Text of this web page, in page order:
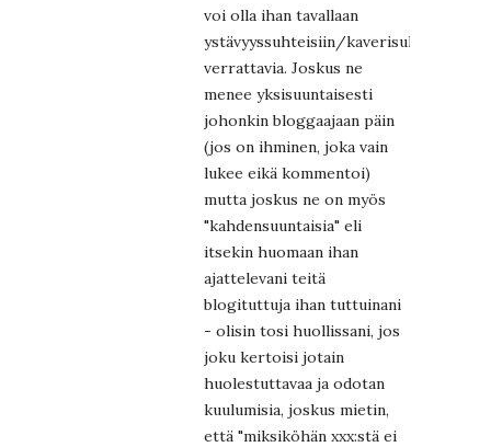
voi olla ihan tavallaan
ystävyyssuhteisiin/kaverisuhteisiin
verrattavia. Joskus ne
menee yksisuuntaisesti
johonkin bloggaajaan päin
(jos on ihminen, joka vain
lukee eikä kommentoi)
mutta joskus ne on myös
"kahdensuuntaisia" eli
itsekin huomaan ihan
ajattelevani teitä
blogituttuja ihan tuttuinani
- olisin tosi huollissani, jos
joku kertoisi jotain
huolestuttavaa ja odotan
kuulumisia, joskus mietin,
että "miksiköhän xxx:stä ei